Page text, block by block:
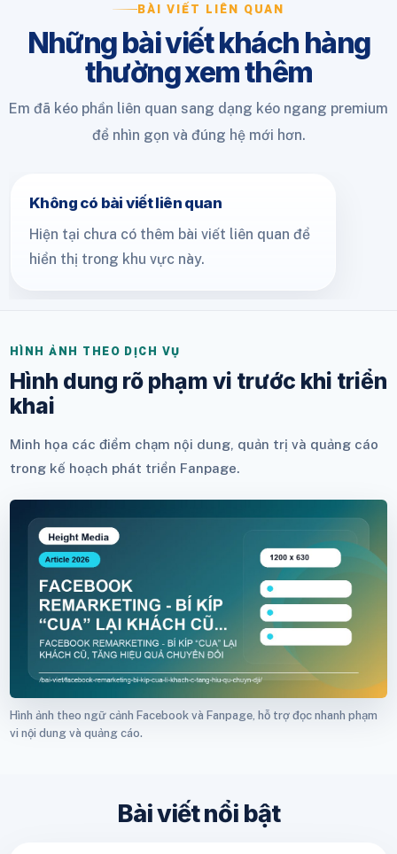
BÀI VIẾT LIÊN QUAN
Những bài viết khách hàng
thường xem thêm
Em đã kéo phần liên quan sang dạng kéo ngang premium
để nhìn gọn và đúng hệ mới hơn.
Không có bài viết liên quan
Hiện tại chưa có thêm bài viết liên quan để
hiển thị trong khu vực này.
HÌNH ẢNH THEO DỊCH VỤ
Hình dung rõ phạm vi trước khi triển
khai
Minh họa các điểm chạm nội dung, quản trị và quảng cáo
trong kế hoạch phát triển Fanpage.
Hình ảnh theo ngữ cảnh Facebook và Fanpage, hỗ trợ đọc nhanh phạm
vi nội dung và quảng cáo.
Bài viết nổi bật